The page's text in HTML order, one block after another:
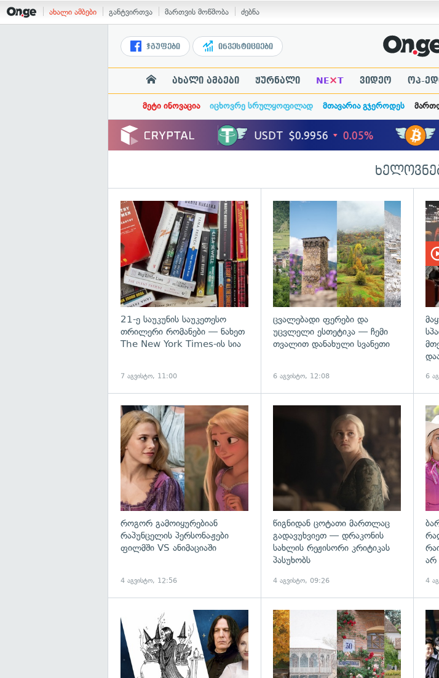
ახალი ამბები განტვირთვა მართვის მოწმობა ძებნა
ჯგუფები ინვესტიციები
ახალი ამბები ჟურნალი NE×T ვიდეო ოპ-
მეტი ინოვაცია იცხოვრე სრულყოფილად მთავარია გჯეროდეს
გადახედვა
21-ე საუკუნის საუკეთესო
თრილერი რომანები — ნახეთ
The New York Times-ის სია
7 აგვისტო, 11:00
ცვალებადი ფერები და
უცვლელი ესთეტიკა — ჩემი
თვალით დანახული სვანეთი
6 აგვისტო, 12:08 6
როგორ გამოიყურებიან
რაპუნცელის პერსონაჟები
ფილმში VS ანიმაციაში
4 აგვისტო, 12:56
წიგნიდან ცოტათი მართლაც
გადავუხვიეთ — დრაკონის
სახლის რეჟისორი კრიტიკას
პასუხობს
4 აგვისტო, 09:26
არ
4